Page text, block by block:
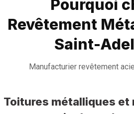
Pourquoi
Revêtement
Saint-
Manufacturier revêtement
Toitures métalliques et